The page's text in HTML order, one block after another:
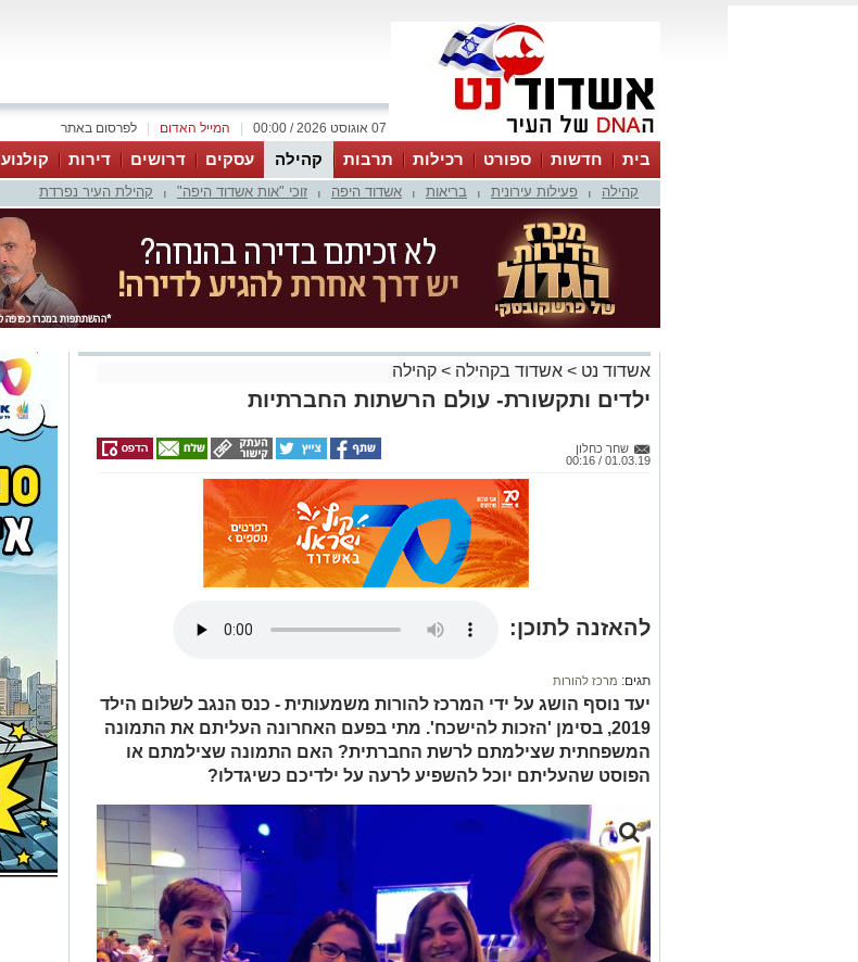
לפרסום באתר המייל האדום 07 אוגוסט 2026 / 00:00
בית חדשות ספורט רכילות תרבות קהילה עסקים דרושים דירות קולנוע
קהילה פעילות עירונית בריאות אשדוד היפה זוכי "אות אשדוד היפה" קהילת העיר נפרדת
אשדוד נט > אשדוד בקהילה > קהילה
ילדים ותקשורת- עולם הרשתות החברתיות
שחר כחלון
01.03.19 / 00:16
להאזנה לתוכן:
תגים: מרכז להורות
יעד נוסף הושג על ידי המרכז להורות משמעותית - כנס הנגב לשלום הילד
2019, בסימן 'הזכות להישכח'. מתי בפעם האחרונה העליתם את התמונה
המשפחתית שצילמתם לרשת החברתית? האם התמונה שצילמתם או
הפוסט שהעליתם יוכל להשפיע לרעה על ילדיכם כשיגדלו?